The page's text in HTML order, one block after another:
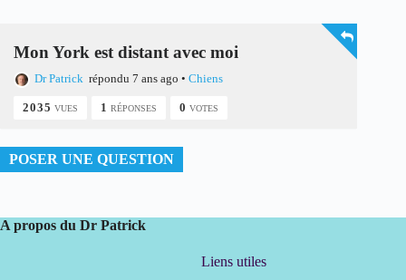
Mon York est distant avec moi
Dr Patrick répondu 7 ans ago • Chiens
2035 VUES 1 RÉPONSES 0 VOTES
POSER UNE QUESTION
A propos du Dr Patrick
Liens utiles